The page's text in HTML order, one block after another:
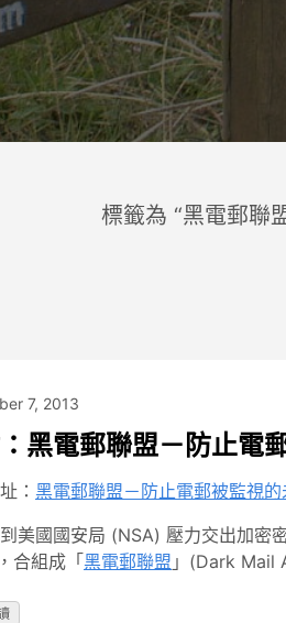
標籤為 “黑電郵聯
7, 2013
黑電郵聯盟－防止電
： 黑電郵聯盟－防止電郵被監視的
美國國安局 (NSA) 壓力交出加密
，合組成「黑電郵聯盟 」(Dark Mail